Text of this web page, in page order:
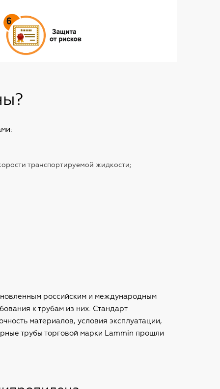
транспортируемой жидкости;
российским и международным
к трубам из них. Стандарт
материалов, условия эксплуатации,
трубы торговой марки Lammin прошли